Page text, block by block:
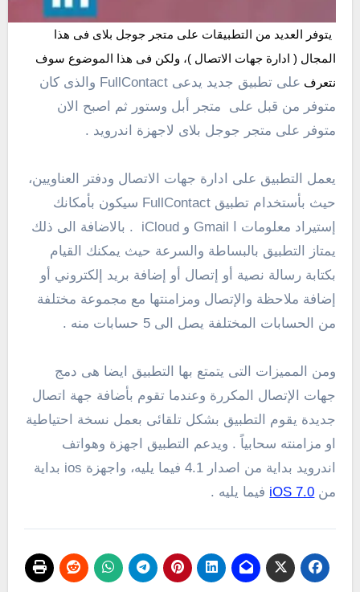
يتوفر العديد من التطبيقات على متجر جوجل بلاى فى هذا
نتعرف
على تطبيق جديد يدعى FullContact والذى كان
متوفر من قبل على متجر أبل وستور ثم اصبح الان
متوفر على متجر جوجل بلاى لاجهزة اندرويد .
يعمل التطبيق على ادارة جهات الاتصال ودفتر العناويين،
حيث بأستخدام تطبيق FullContact سيكون بأمكانك
إستيراد معلومات ا Gmail و iCloud . بالاضافة الى ذلك
يمتاز التطبيق بالبساطة والسرعة حيث يمكنك القيام
بكتابة رسالة نصية أو إتصال أو إضافة بريد إلكتروني أو
إضافة ملاحظة والإتصال ومزامنتها مع مجموعة مختلفة
من الحسابات المختلفة يصل الى 5 حسابات منه .
ومن المميزات التى يتمتع بها التطبيق ايضا هى دمج
جهات الإتصال المكررة وعندما تقوم بأضافة جهة اتصال
جديدة يقوم التطبيق بشكل تلقائى بعمل نسخة احتياطية
او مزامنته سحابياً . ويدعم التطبيق اجهزة وهواتف
اندرويد بداية من اصدار 4.1 فيما يليه، واجهزة ios بداية
من iOS 7.0 فيما يليه .